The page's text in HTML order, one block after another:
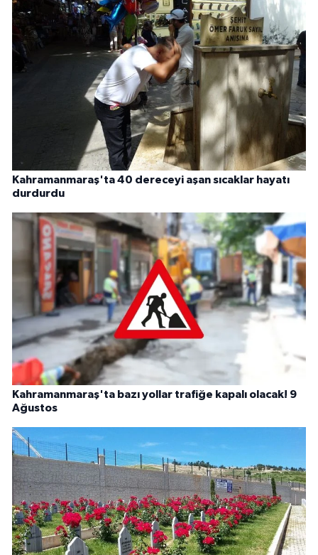
Kahramanmaraş'ta 40 dereceyi aşan sıcaklar hayatı
durdurdu
Kahramanmaraş'ta bazı yollar trafiğe kapalı olacak! 9
Ağustos